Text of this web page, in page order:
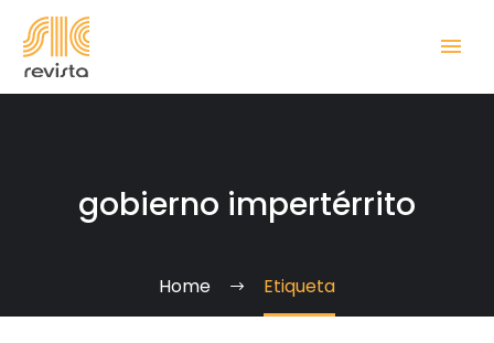
gobierno impertérrito
Home Etiqueta